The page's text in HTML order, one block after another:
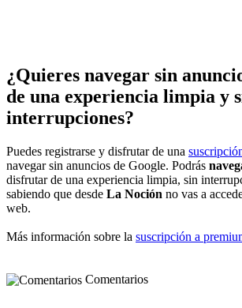
¿Quieres navegar sin
de una experiencia limpia y
interrupciones?
Puedes registrarse y disfrutar de una
navegar sin anuncios de Google. Podrás
disfrutar de una experiencia limpia, sin
sabiendo que desde La Noción no vas a
web.
Más información sobre la suscripción a
Comentarios